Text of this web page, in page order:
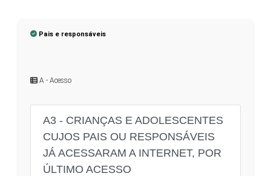
Pais e responsáveis
A - Acesso
A3 - CRIANÇAS E ADOLESCENTES
CUJOS PAIS OU RESPONSÁVEIS
JÁ ACESSARAM A INTERNET, POR
ÚLTIMO ACESSO